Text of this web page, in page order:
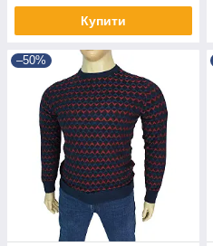
Купити
–50%